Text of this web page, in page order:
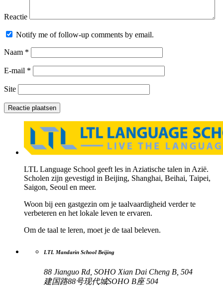
Reactie
Notify me of follow-up comments by email.
Naam *
E-mail *
Site
LTL Language School geeft les in Aziatische talen in Azië.
Scholen zijn gevestigd in Beijing, Shanghai, Beihai, Taipei,
Saigon, Seoul en meer.
Woon bij een gastgezin om je taalvaardigheid verder te
verbeteren en het lokale leven te ervaren.
Om de taal te leren, moet je de taal beleven.
LTL Mandarin School Beijing
88 Jianguo Rd, SOHO Xian Dai Cheng B, 504
建国路88号现代城SOHO B座 504